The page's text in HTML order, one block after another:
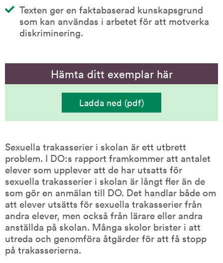
Texten ger en faktabaserad kunskapsgrund
som kan användas i arbetet för att motverka
diskriminering.
Hämta ditt exemplar här
Ladda ned (pdf)
(Kortrapport
-
Sexuella
skolan)
Sexuella trakasserier i skolan är ett utbrett
problem. I DO:s rapport framkommer att antalet
elever som upplever att de har utsatts för
sexuella trakasserier i skolan är långt fler än de
som gör en anmälan till DO. Det handlar både om
att elever utsätts för sexuella trakasserier från
andra elever, men också från lärare eller andra
anställda på skolan. Många skolor brister i att
utreda och genomföra åtgärder för att få stopp
på trakasserierna.